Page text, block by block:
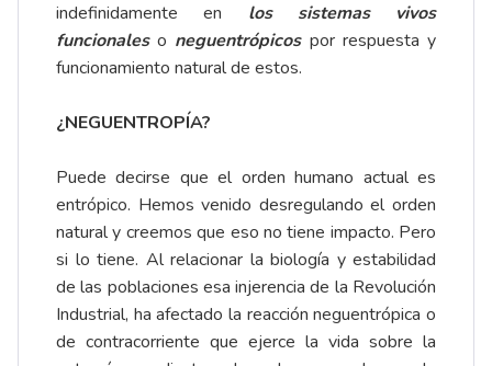
indefinidamente en los sistemas vivos
funcionaleso neguentrópicospor respuesta y
funcionamiento natural de estos.
¿NEGUENTROPÍA?
Puede decirse que el orden humano actual es
entrópico. Hemos venido desregulando el orden
natural y creemos que eso no tiene impacto. Pero
si lo tiene. Al relacionar la biología y estabilidad
de las poblaciones esa injerencia de la Revolución
Industrial, ha afectado la reacción neguentrópica o
de contracorriente que ejerce la vida sobre la